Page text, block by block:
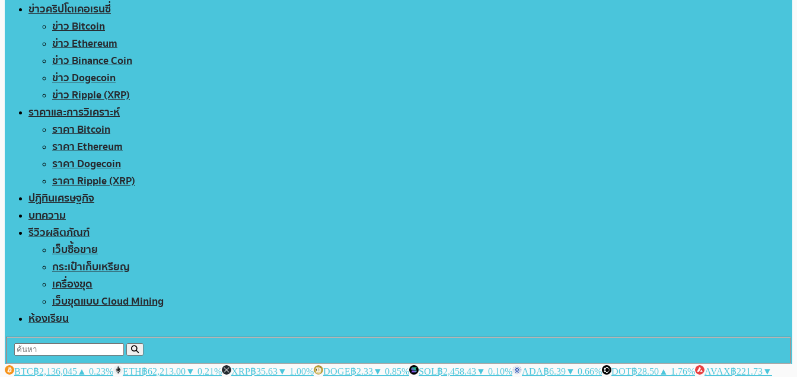
ข่าวคริปโตเคอเรนซี่
ข่าว Bitcoin
ข่าว Ethereum
ข่าว Binance Coin
ข่าว Dogecoin
ข่าว Ripple (XRP)
ราคาและการวิเคราะห์
ราคา Bitcoin
ราคา Ethereum
ราคา Dogecoin
ราคา Ripple (XRP)
ปฏิทินเศรษฐกิจ
บทความ
รีวิวผลิตภัณฑ์
เว็บซื้อขาย
กระเป๋าเก็บเหรียญ
เครื่องขุด
เว็บขุดแบบ Cloud Mining
ห้องเรียน
BTC฿2,136,045 ▲ 0.23% ETH฿62,213.00▼ 0.21% XRP฿35.63▼ 1.00% DOGE฿2.33▼ 0.85% SOL฿2,458.43▼ 0.10% ADA฿6.39▼ 0.66% DOT฿28.50 ▲ 1.76% AVAX฿221.73▼